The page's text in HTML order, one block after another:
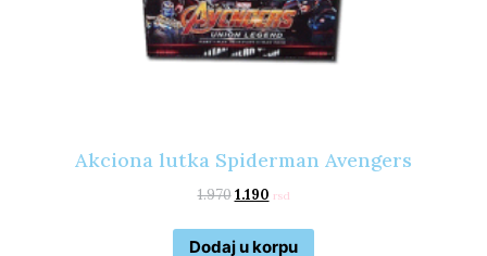
Akciona lutka Spiderman Avengers
1.970 1.190 rsd
Dodaj u korpu